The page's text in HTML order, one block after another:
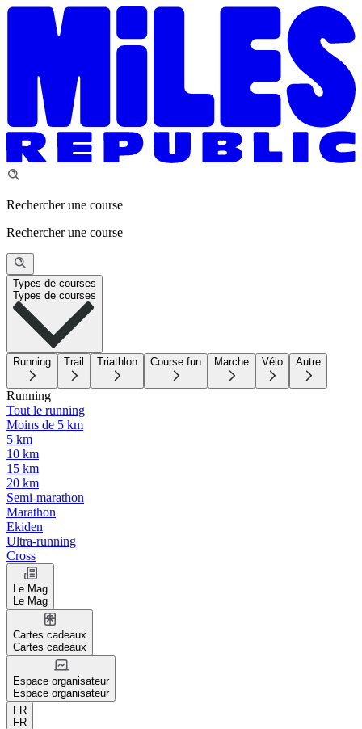
Rechercher une course
Rechercher une course
Types de courses
Types de courses
Running Trail Triathlon Course fun Marche Vélo Autre
Running
Tout le running
Moins de 5 km
5 km
10 km
15 km
20 km
Semi-marathon
Marathon
Ekiden
Ultra-running
Cross
Le Mag
Le Mag
Cartes cadeaux
Cartes cadeaux
Espace organisateur
Espace organisateur
FR
FR